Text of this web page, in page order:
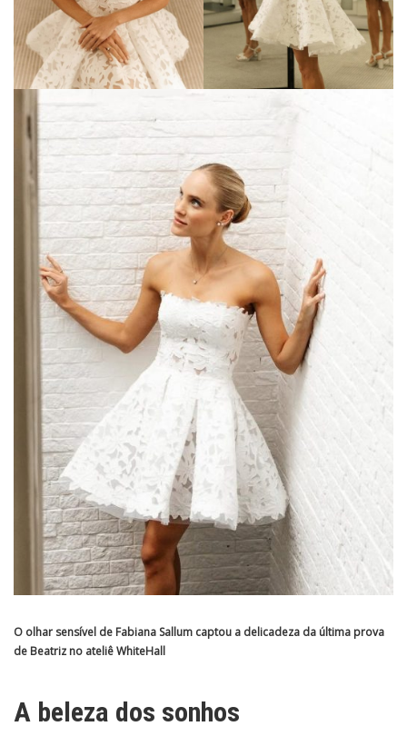
O olhar sensível de Fabiana Sallum captou a delicadeza da última prova
de Beatriz no ateliêWhiteHall
A beleza dos sonhos